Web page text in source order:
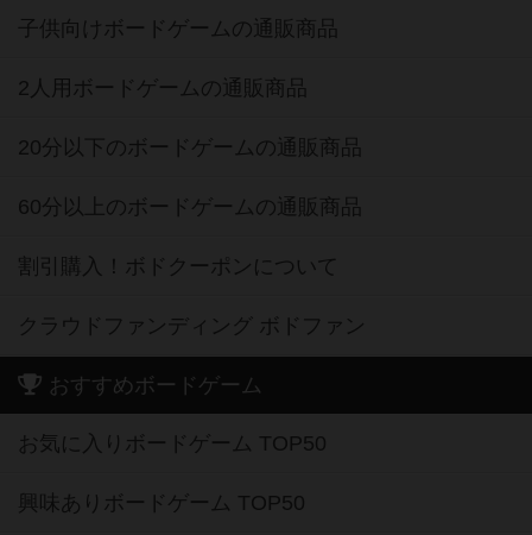
子供向けボードゲームの通販商品
2人用ボードゲームの通販商品
20分以下のボードゲームの通販商品
60分以上のボードゲームの通販商品
割引購入！ボドクーポンについて
クラウドファンディング ボドファン
おすすめボードゲーム
お気に入りボードゲーム TOP50
興味ありボードゲーム TOP50